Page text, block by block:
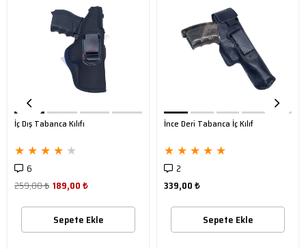
İç Dış Tabanca Kılıfı
★ ★ ★ ★ ★
6
189,00 ₺
259,00 ₺
Sepete Ekle
İnce Deri Tabanca İç Kılıf
★ ★ ★ ★ ★
2
339,00 ₺
Sepete Ekle